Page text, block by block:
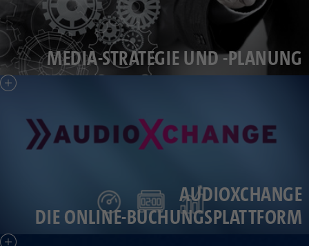
MEDIA-STRATEGIE UND -PLANUNG
AUDIOXCHANGE
DIE ONLINE-BUCHUNGSPLATTFORM